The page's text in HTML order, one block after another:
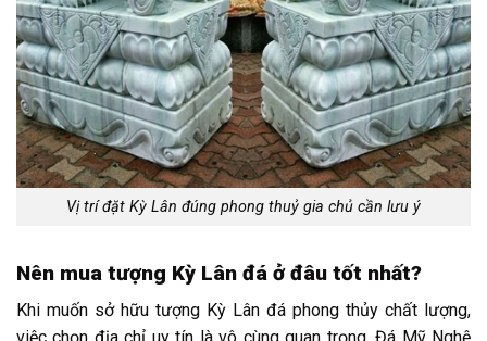
Vị trí đặt Kỳ Lân đúng phong thuỷ gia chủ cần lưu ý
Nên mua tượng Kỳ Lân đá ở đâu tốt nhất?
Khi muốn sở hữu tượng Kỳ Lân đá phong thủy chất lượng,